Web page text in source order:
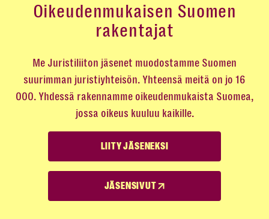
Oikeudenmukaisen Suomen
rakentajat
Me Juristiliiton jäsenet muodostamme Suomen
suurimman juristiyhteisön. Yhteensä meitä on jo 16
000. Yhdessä rakennamme oikeudenmukaista Suomea,
jossa oikeus kuuluu kaikille.
LIITY JÄSENEKSI
JÄSENSIVUT